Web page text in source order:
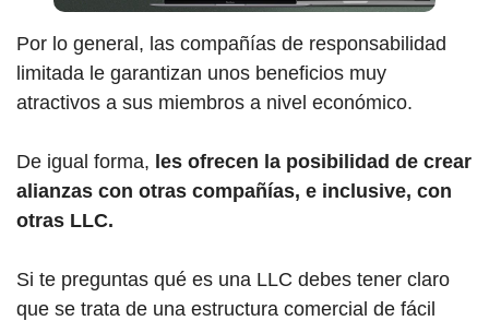
Por lo general, las compañías de responsabilidad
limitada le garantizan unos beneficios muy
atractivos a sus miembros a nivel económico.
De igual forma, les ofrecen la posibilidad de crear
alianzas con otras compañías, e inclusive, con
otras LLC.
Si te preguntas qué es una LLC debes tener claro
que se trata de una estructura comercial de fácil